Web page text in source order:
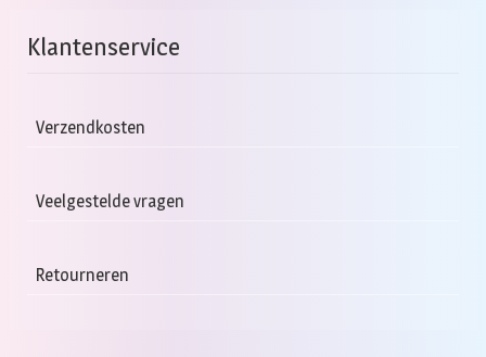
Klantenservice
Verzendkosten
Veelgestelde vragen
Retourneren